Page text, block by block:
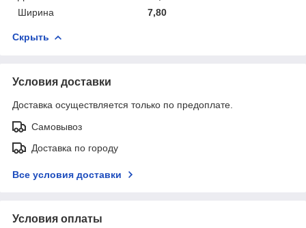
Ширина
7,80
Скрыть
Условия доставки
Доставка осуществляется только по предоплате.
Самовывоз
Доставка по городу
Все условия доставки
Условия оплаты